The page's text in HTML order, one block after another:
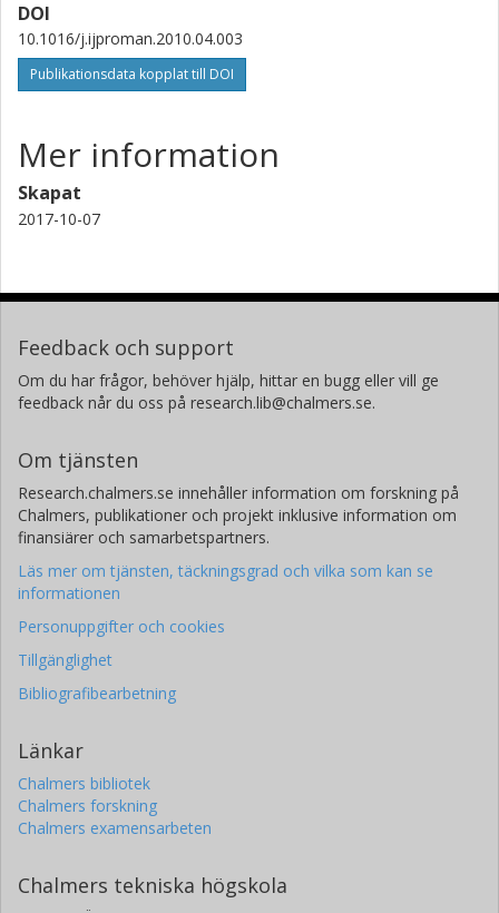
DOI
10.1016/j.ijproman.2010.04.003
Publikationsdata kopplat till DOI
Mer information
Skapat
2017-10-07
Feedback och support
Om du har frågor, behöver hjälp, hittar en bugg eller vill ge
feedback når du oss på research.lib@chalmers.se.
Om tjänsten
Research.chalmers.se innehåller information om forskning på
Chalmers, publikationer och projekt inklusive information om
finansiärer och samarbetspartners.
Läs mer om tjänsten, täckningsgrad och vilka som kan se
informationen
Personuppgifter och cookies
Tillgänglighet
Bibliografibearbetning
Länkar
Chalmers bibliotek
Chalmers forskning
Chalmers examensarbeten
Chalmers tekniska högskola